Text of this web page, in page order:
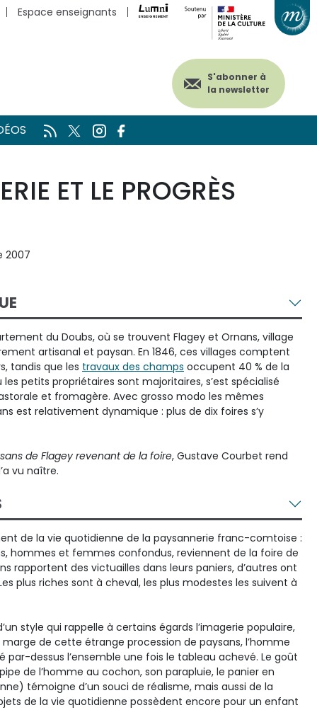
Espace enseignants
S'abonner à
la newsletter
ET LE PROGRÈS
2007
du Doubs, où se trouvent Flagey et Ornans, village
artisanal et paysan. En 1846, ces villages comptent
tandis que les travaux des champs occupent 40 % de la
petits propriétaires sont majoritaires, s’est spécialisé
et fromagère. Avec grosso modo les mêmes
est relativement dynamique : plus de dix foires s’y
de Flagey revenant de la foire, Gustave Courbet rend
vu naître.
de la vie quotidienne de la paysannerie franc-comtoise :
hommes et femmes confondus, reviennent de la foire de
rapportent des victuailles dans leurs paniers, d’autres ont
plus riches sont à cheval, les plus modestes les suivent à
style qui rappelle à certains égards l’imagerie populaire,
de cette étrange procession de paysans, l’homme
dessus l’ensemble une fois le tableau achevé. Le goût
de l’homme au cochon, son parapluie, le panier en
témoigne d’un souci de réalisme, mais aussi de la
de la vie quotidienne possèdent encore pour un enfant